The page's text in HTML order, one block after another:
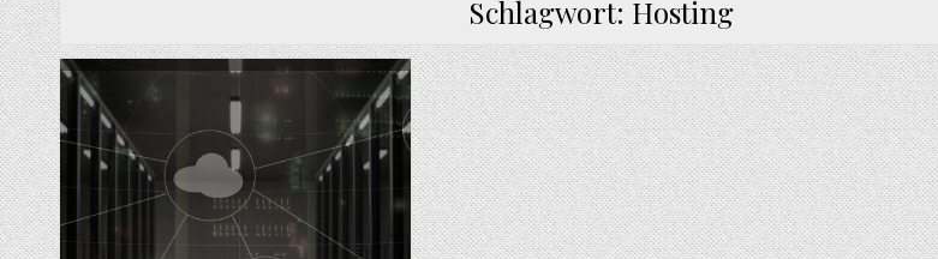
Schlagwort: Hosting